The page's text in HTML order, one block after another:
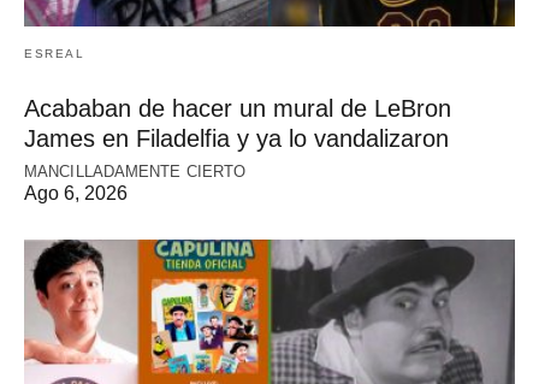
ESREAL
Acababan de hacer un mural de LeBron
James en Filadelfia y ya lo vandalizaron
MANCILLADAMENTE CIERTO
Ago 6, 2026